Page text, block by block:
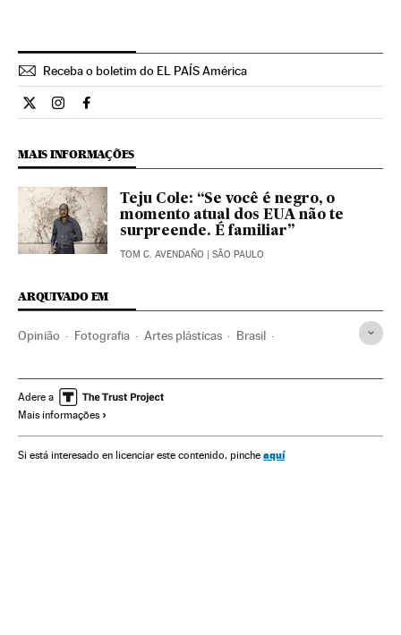
Receba o boletim do EL PAÍS América
Opiniao El País Brasil en Twitter
Opiniao El País Brasil en Instagram
Opiniao El País Brasil en Facebook
MAIS INFORMAÇÕES
Teju Cole: “Se você é negro, o
momento atual dos EUA não te
surpreende. É familiar”
TOM C. AVENDAÑO | SÃO PAULO
ARQUIVADO EM
Opinião Fotografia Artes plásticas Brasil
Fotojornalismo Victor Moriyama
Meios comunicação
Adere a
Mais informações
Si está interesado en licenciar este contenido, pinche aquí